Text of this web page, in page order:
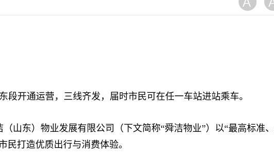
开通运营，三线齐发，届时市民可在任一车站进站乘车。
东）物业发展有限公司（下文简称“舜洁物业”）以“最高标准
民打造优质出行与消费体验。